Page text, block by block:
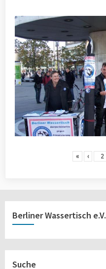
« ‹
Berliner Wassertisch e.V.
Suche